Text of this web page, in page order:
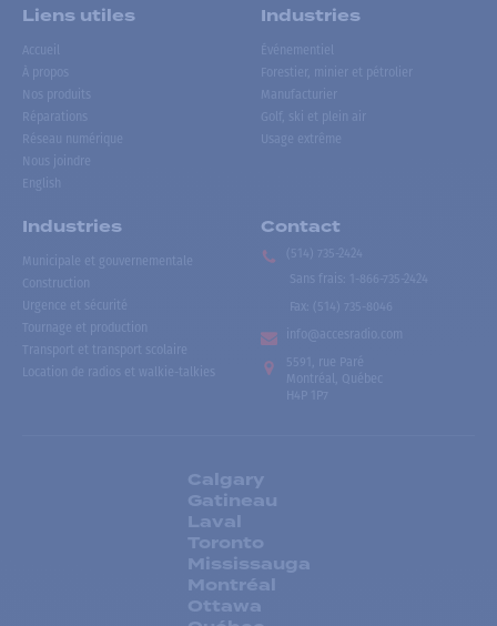
Liens utiles
Accueil
À propos
Nos produits
Réparations
Réseau numérique
Nous joindre
English
Industries
Événementiel
Forestier, minier et pétrolier
Manufacturier
Golf, ski et plein air
Usage extrême
Industries
Municipale et gouvernementale
Construction
Urgence et sécurité
Tournage et production
Transport et transport scolaire
Location de radios et walkie-talkies
Contact
(514) 735-2424
Sans frais
1-866-735-2424
Fax:
(514) 735-8046
info@accesradio.com
5591, rue Paré
Montréal, Québec
H4P 1P7
Calgary
Gatineau
Laval
Toronto
Mississauga
Montréal
Ottawa